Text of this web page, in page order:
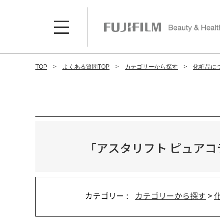
TOP よくある質問TOP カテゴリーから探す 化粧品に
「アスタリフト ピュア
カテゴリー : カテゴリーから探す >